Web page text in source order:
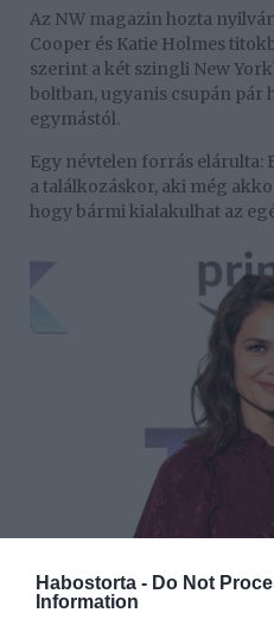
Habostorta - Do Not
Information
Az NW magazin hozta
Cooper és Katie Holmes
szerint a két szingli New
boltban, ugyanis csupán pár
egymástól.
Egy névtelen forrás elárulta:
a találkozáskor, aki még
hogy bármi kialakulhat az
Azonban a románc állítólag
sztárpár nagyon ügyel arra,